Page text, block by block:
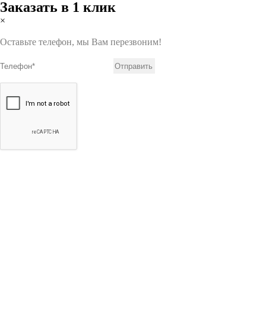
Заказать в 1 клик
×
Оставьте телефон, мы Вам перезвоним!